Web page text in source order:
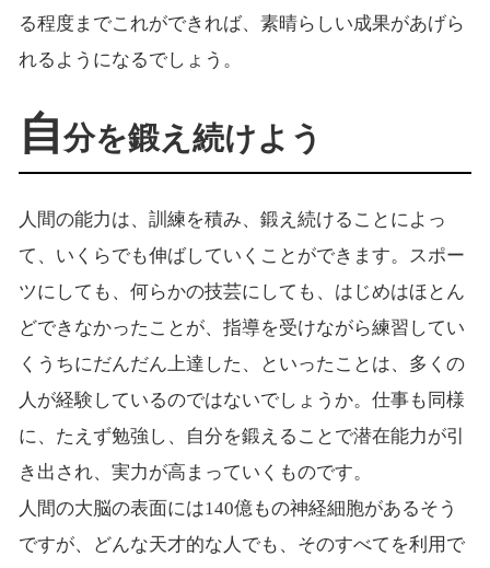
る程度までこれができれば、素晴らしい成果があげら
れるようになるでしょう。
自分を鍛え続けよう
人間の能力は、訓練を積み、鍛え続けることによっ
て、いくらでも伸ばしていくことができます。スポー
ツにしても、何らかの技芸にしても、はじめはほとん
どできなかったことが、指導を受けながら練習してい
くうちにだんだん上達した、といったことは、多くの
人が経験しているのではないでしょうか。仕事も同様
に、たえず勉強し、自分を鍛えることで潜在能力が引
き出され、実力が高まっていくものです。
人間の大脳の表面には140億もの神経細胞があるそう
ですが、どんな天才的な人でも、そのすべてを利用で